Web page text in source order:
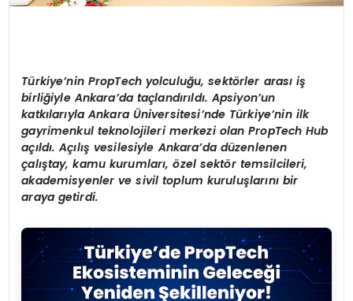
Türkiye’nin PropTech yolculuğu, sektörler arası iş
birliğiyleAnkara’da taçlandırıldı. Apsiyon’un
katkılarıyla Ankara Üniversitesi’nde Türkiye’nin ilk
gayrimenkul teknolojileri merkezi olan PropTech Hub
açıldı. Açılış vesilesiyleAnkara’da düzenlenen
çalıştay, kamu kurumları, özel sektör temsilcileri,
akademisyenler ve sivil toplum kuruluşlarınıbir
araya getirdi.